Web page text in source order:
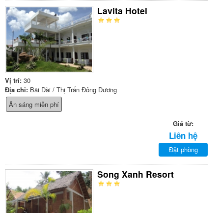
Lavita Hotel
Vị trí: 30
Địa chỉ: Bãi Dài / Thị Trấn Đông Dương
Ăn sáng miễn phí
Giá từ:
Liên hệ
Đặt phòng
Song Xanh Resort